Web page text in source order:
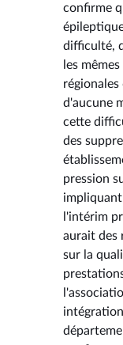
confirme
difficulté,
les
d'aucune
cette
des
pression
l'intérim
aurait des
sur la